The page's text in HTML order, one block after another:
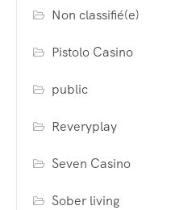
Non classifié(e)
Pistolo Casino
public
Reveryplay
Seven Casino
Sober living